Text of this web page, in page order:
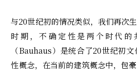
与20世纪初的情况类似，我们再次
时期，不确定性是两个时代的
（Bauhaus）是统合了20世纪初
性概念，在当前的建筑概念中，包